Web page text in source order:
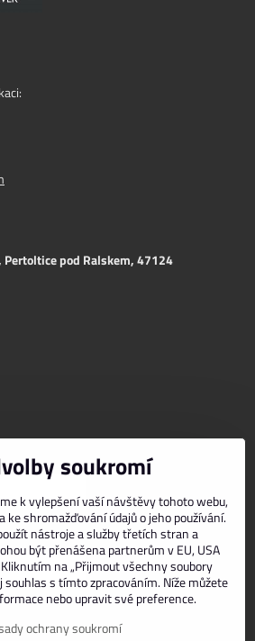
pod Ralskem, 47124
soukromí
k vylepšení vaší návštěvy tohoto webu,
ke shromažďování údajů o jeho používání.
nástroje a služby třetích stran a
být přenášena partnerům v EU, USA
na „Přijmout všechny soubory
souhlas s tímto zpracováním. Níže můžete
nebo upravit své preference.
ochrany soukromí